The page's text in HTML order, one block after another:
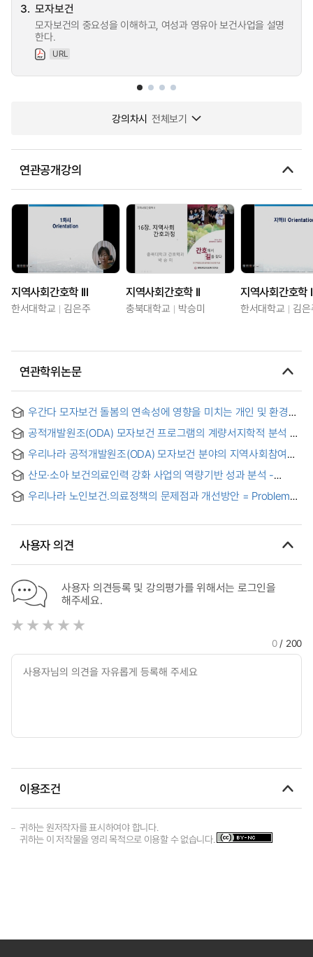
3. 모자보건
모자보건의 중요성을 이해하고, 여성과 영유아 보건사업을 설명
한다.
URL
강의차시 전체보기
연관공개강의
지역사회간호학 III
한서대학교 김은주
지역사회간호학 II
충북대학교 박승미
지역사회간호학
한서대학교 김
연관학위논문
우간다 모자보건 돌봄의 연속성에 영향을 미치는 개인 및 환경
요인 : 2016년 인구보건조사(DHS) 자료를 이용하여
공적개발원조(ODA) 모자보건 프로그램의 계량서지학적 분석 및
경제성 평가: 세네갈 사례를 중심으로 = A Bibliometric Analysis
and Economic Evaluation of Official Development
Assistance (ODA) Maternal and Child Health Programs: A
Case Study of Senegal
우리나라 공적개발원조(ODA) 모자보건 분야의 지역사회참여
활성화 전략 연구 : 에티오피아 아르시존 모자보건사업 사례
산모·소아 보건의료인력 강화 사업의 역량기반 성과 분석 -
KOICA 캄보디아 동북부 소외지역 모자보건 프로그램 종단분석
- = A Competency-Based Analysis of Performance in the
Child Health: A Longitudinal Analysis of KOICA Maternal
and Child Health Program in Northeastern Cambodia
우리나라 노인보건.의료정책의 문제점과 개선방안 = Problems
Age in South Korea
사용자 의견
사용자 의견등록 및 강의평가를 위해서는 로그인을
해주세요.
0/ 200
이용조건
귀하는 원저작자를 표시하여야 합니다.
귀하는 이 저작물을 영리 목적으로 이용할 수 없습니다.